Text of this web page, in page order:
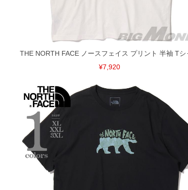
THE NORTH FACE ノースフェイス プリント 半袖 Tシ
¥7,920